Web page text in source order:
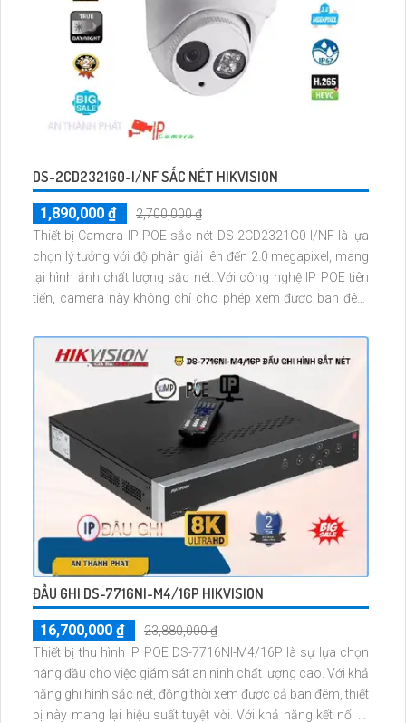
DS-2CD2321G0-I/NF SẮC NÉT HIKVISION
1,890,000 ₫
2,700,000 ₫
Thiết bị Camera IP POE sắc nét DS-2CD2321G0-I/NF là lựa
chọn lý tưởng với độ phân giải lên đến 2.0 megapixel, mang
lại hình ảnh chất lượng sắc nét. Với công nghệ IP POE tiên
tiến, camera này không chỉ cho phép xem được ban đêm
không bị giảm. Smart IR Camera thông minh giúp thu hình
ổn định, phù hợp cho căn hộ, nhà phố
ĐẦU GHI DS-7716NI-M4/16P HIKVISION
16,700,000 ₫
23,880,000 ₫
Thiết bị thu hình IP POE DS-7716NI-M4/16P là sự lựa chọn
hàng đầu cho việc giám sát an ninh chất lượng cao. Với khả
năng ghi hình sắc nét, đồng thời xem được cả ban đêm, thiết
bị này mang lại hiệu suất tuyệt vời. Với khả năng kết nối IP